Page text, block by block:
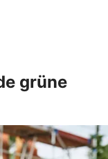
grüne